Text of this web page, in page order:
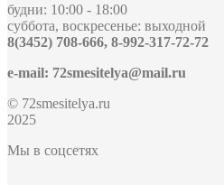
будни: 10:00 - 18:00
суббота, воскресенье: выходной
8(3452) 708-666, 8-992-317-72-72
e-mail: 72smesitelya@mail.ru
© 72smesitelya.ru
2025
Мы в соцсетях